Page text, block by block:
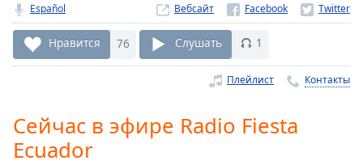
live,
currently
behind
LIVE
Remaining
Playback
Español Вебсайт
Нравится 76 Слушать 1
Плейлист Контакты
Сейчас в эфире Radio Fiesta
Ecuador